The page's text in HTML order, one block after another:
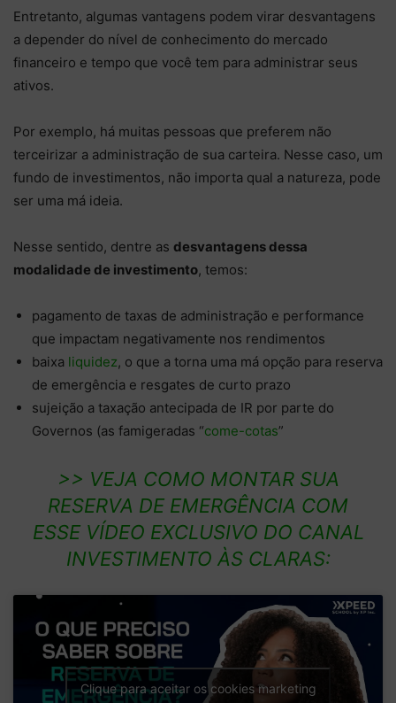
Entretanto, algumas vantagens podem virar desvantagens
a depender do nível de conhecimento do mercado
financeiro e tempo que você tem para administrar seus
ativos.
Por exemplo, há muitas pessoas que preferem não
terceirizar a administração de sua carteira. Nesse caso, um
fundo de investimentos, não importa qual a natureza, pode
ser uma má ideia.
Nesse sentido, dentre as desvantagens dessa
modalidade de investimento, temos:
pagamento de taxas de administração e performance
que impactam negativamente nos rendimentos
baixa liquidez, o que a torna uma má opção para reserva
de emergência e resgates de curto prazo
sujeição a taxação antecipada de IR por parte do
Governos (as famigeradas “come-cotas”
>> VEJA COMO MONTAR SUA
RESERVA DE EMERGÊNCIA COM
ESSE VÍDEO EXCLUSIVO DO CANAL
INVESTIMENTO ÀS CLARAS:
Clique para aceitar os cookies marketing